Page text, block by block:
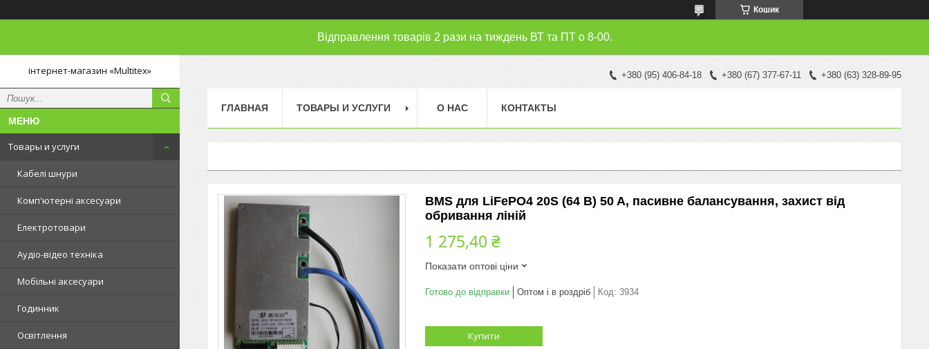
Кошик
Відправлення товарів 2 рази на тиждень ВТ та ПТ о 8-00.
інтернет-магазин «Multitex»
Товары и услуги
Кабелі шнури
Комп'ютерні аксесуари
Електротовари
Аудіо-відео техніка
Мобільні аксесуари
Годинник
Освітлення
+380 (95) 406-84-18 +380 (67) 377-67-11 +380 (63) 328-89-95
ГЛАВНАЯ ТОВАРЫ И УСЛУГИ О НАС КОНТАКТЫ
BMS для LiFePO4 20S (64 В) 50 A, пасивне балансування, захист від
обривання ліній
1 275,40 ₴
Показати оптові ціни
Готово до відправки Оптом і в роздріб Код: 3934
Купити